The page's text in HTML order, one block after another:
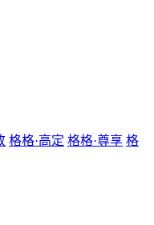
格格·高定 格格·尊享 格